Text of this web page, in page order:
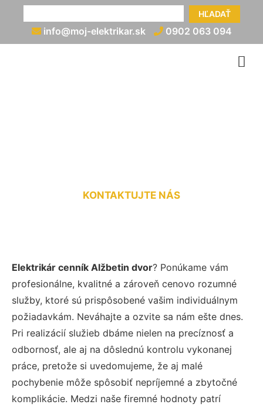
HĽADAŤ
info@moj-elektrikar.sk 0902 063 094
KONTAKTUJTE NÁS
Elektrikár cenník Alžbetin dvor? Ponúkame vám
profesionálne, kvalitné a zároveň cenovo rozumné
služby, ktoré sú prispôsobené vašim individuálnym
požiadavkám. Neváhajte a ozvite sa nám ešte dnes.
Pri realizácií služieb dbáme nielen na precíznosť a
odbornosť, ale aj na dôslednú kontrolu vykonanej
práce, pretože si uvedomujeme, že aj malé
pochybenie môže spôsobiť nepríjemné a zbytočné
komplikácie. Medzi naše firemné hodnoty patrí